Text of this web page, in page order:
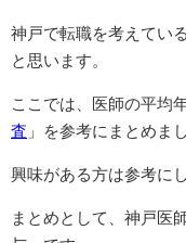
神戸で転職を考えてい
と思います。
ここでは、医師の平均
査 」を参考にまとめま
興味がある方は参考に
まとめとして、神戸医